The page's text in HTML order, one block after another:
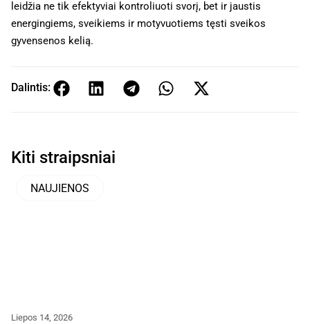
leidžia ne tik efektyviai kontroliuoti svorį, bet ir jaustis
energingiems, sveikiems ir motyvuotiems tęsti sveikos
gyvensenos kelią.
Dalintis:
Kiti straipsniai
NAUJIENOS
Liepos 14, 2026